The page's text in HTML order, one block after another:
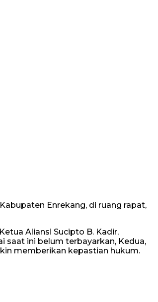
Enrekang, di ruang rapat,
Aliansi Sucipto B. Kadir,
saat ini belum terbayarkan, Kedua,
memberikan kepastian hukum.